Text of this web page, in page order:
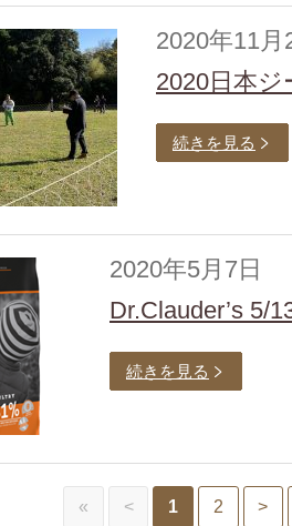
2020年11月
2020日本ジ
続きを見る
2020年5月7日
Dr.Clauder’s 5/
続きを見る
« < 1 2 >